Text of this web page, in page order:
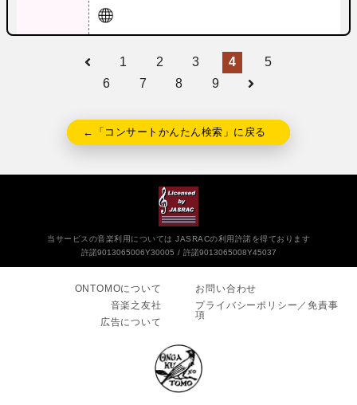
1 2 3 4
5
6
7 8 9
←「コンサートかんたん検索」に戻る
当サービスの音楽利用については JASRACの利用許諾を得ております
許諾9013065006Y30005
許諾9013065008Y45037
ONTOMOについて
音楽之友社
広告について
お問い合わせ
プライバシーポリシー／免責事
項